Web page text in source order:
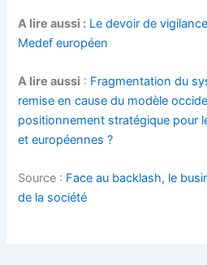
A lire aussi : Le devoir de
Medef européen
A lire aussi : Fragmentation du
remise en cause du modèle
positionnement stratégique pour
et européennes ?
Source : Face au backlash, le
de la société